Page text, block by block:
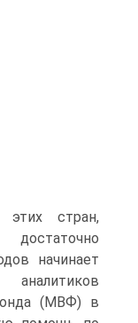
этих стран,
начинает
(МВФ) в